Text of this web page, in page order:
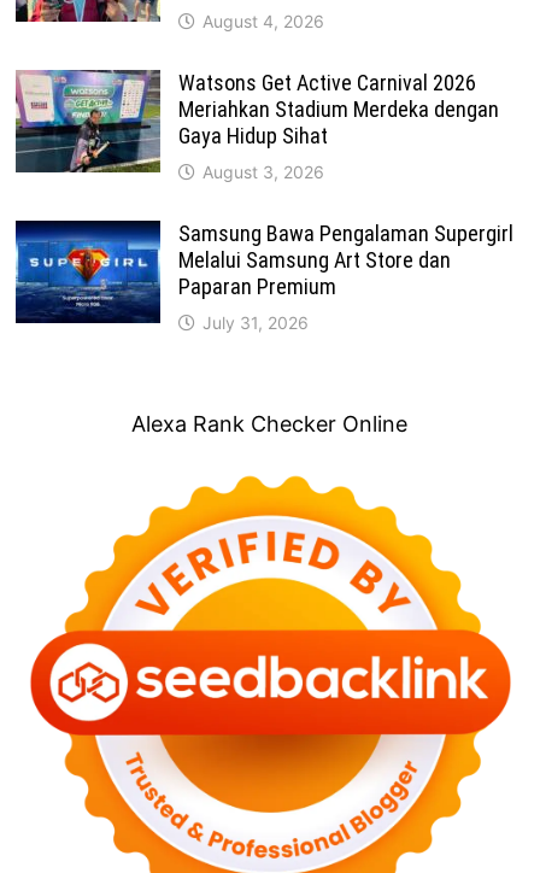
August 4, 2026
Watsons Get Active Carnival 2026
Meriahkan Stadium Merdeka dengan
Gaya Hidup Sihat
August 3, 2026
Samsung Bawa Pengalaman Supergirl
Melalui Samsung Art Store dan
Paparan Premium
July 31, 2026
Alexa Rank Checker Online